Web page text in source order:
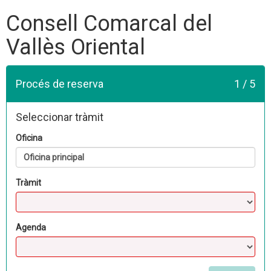
Consell Comarcal del
Vallès Oriental
Procés de reserva 1 / 5
Seleccionar tràmit
Oficina
Oficina principal
Tràmit
Agenda